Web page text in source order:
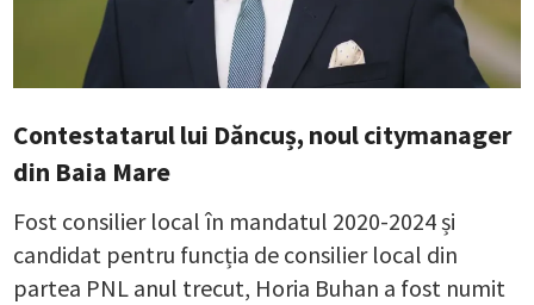
Contestatarul lui Dăncuș, noul citymanager
din Baia Mare
Fost consilier local în mandatul 2020-2024 și
candidat pentru funcția de consilier local din
partea PNL anul trecut, Horia Buhan a fost numit